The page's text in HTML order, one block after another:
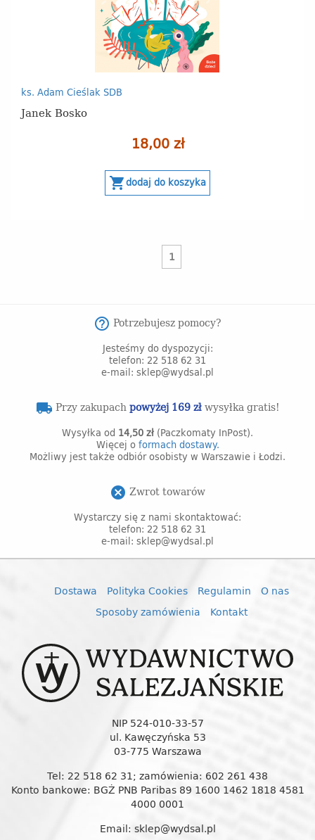
ks. Adam Cieślak SDB
Janek Bosko
18,00 zł
shopping_cartdodaj do koszyka
1
help_outline Potrzebujesz pomocy?
Jesteśmy do dyspozycji:
telefon: 22 518 62 31
e-mail: sklep@wydsal.pl
local_shipping Przy zakupachpowyżej 169 złwysyłka gratis!
Wysyłka od 14,50 zł (Paczkomaty InPost).
Więcej o formach dostawy.
Możliwy jest także odbiór osobisty w Warszawie i Łodzi.
cancel Zwrot towarów
Wystarczy się z nami skontaktować:
telefon: 22 518 62 31
e-mail: sklep@wydsal.pl
Dostawa Polityka Cookies Regulamin
O nas
Sposoby zamówienia
Kontakt
NIP 524-010-33-57
ul. Kawęczyńska 53
03-775 Warszawa
Tel: 22 518 62 31; zamówienia: 602 261 438
Konto bankowe: BGŻ PNB Paribas 89 1600 1462 1818 4581
4000 0001
Email: sklep@wydsal.pl